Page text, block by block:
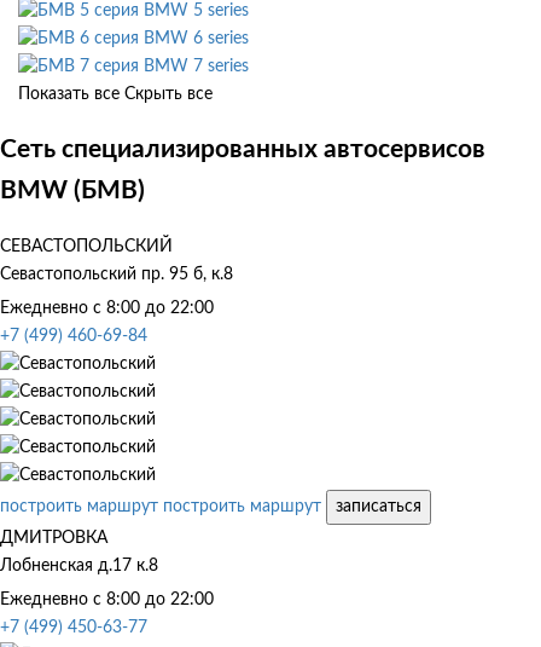
BMW 5 series
BMW 6 series
BMW 7 series
Показать все Скрыть все
Сеть специализированных автосервисов
BMW (БМВ)
СЕВАСТОПОЛЬСКИЙ
Севастопольский пр. 95 б, к.8
Ежедневно с 8:00 до 22:00
+7 (499) 460-69-84
построить маршрут построить маршрут
записаться
ДМИТРОВКА
Лобненская д.17 к.8
Ежедневно с 8:00 до 22:00
+7 (499) 450-63-77